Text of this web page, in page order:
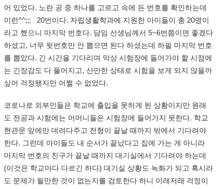
어 있었다. 노란 공 중 하나를 고르고 속에 든 번호를 확인하는데
이런^^;;; 20번이다. 자립생활학과에 지원한 아이들이 총 20명이
라고 했으니 마지막 번호다. 담임 선생님께서 5~6번쯤이면 좋겠다
하셨고, 너무 뒷번호만 안 뽑으면 된다 하셨는데 하필 마지막 번호
를 뽑았다. 긴 시간을 기다리며 막상 시험장에 들어가야 할 시점에
는 긴장감도 다 풀어지고, 산만한 상태로 시험을 보게 되지 않을까
싶어 걱정됐지만 어쩔 수 없었다.
코로나로 외부인들은 학교에 출입을 못하게 된 상황이지만 원래
도 전공과 시험에는 어머니들은 시험장에 들어가지 못한다. 학교
현관문 앞에만 데려다주고 전형이 끝날 때까지 밖에서 기다려야
한다. 그런데 아이들도 내 순서가 끝났다고 집에 가는 게 아니라
마지막 번호의 친구가 끝날 때까지 대기실에서 기다려야 하는데
(이것은 학교마다 다르긴 하다) 대기실 상황도 녹화가 되고 혹시라
도 문제가 될만한 것이 없는지를 검토한다 하니 이래저래 걱정이